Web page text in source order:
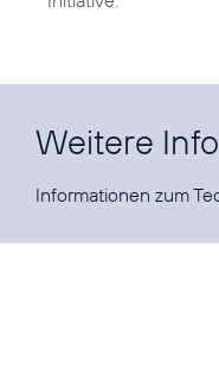
Weitere
Informationen zum